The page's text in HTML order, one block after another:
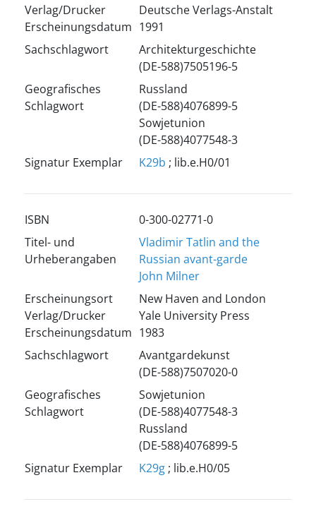
Verlag/Drucker
Erscheinungsdatum
Deutsche Verlags-Anstalt
1991
Sachschlagwort
Architekturgeschichte
(DE-588)7505196-5
Geografisches
Schlagwort
Russland
(DE-588)4076899-5
Sowjetunion
(DE-588)4077548-3
Signatur Exemplar
K29b ; lib.e.H0/01
ISBN
0-300-02771-0
Titel- und
Urheberangaben
Vladimir Tatlin and the
Russian avant-garde
John Milner
Erscheinungsort
Verlag/Drucker
Erscheinungsdatum
New Haven and London
Yale University Press
1983
Sachschlagwort
Avantgardekunst
(DE-588)7507020-0
Geografisches
Schlagwort
Sowjetunion
(DE-588)4077548-3
Russland
(DE-588)4076899-5
Signatur Exemplar
K29g; lib.e.H0/05